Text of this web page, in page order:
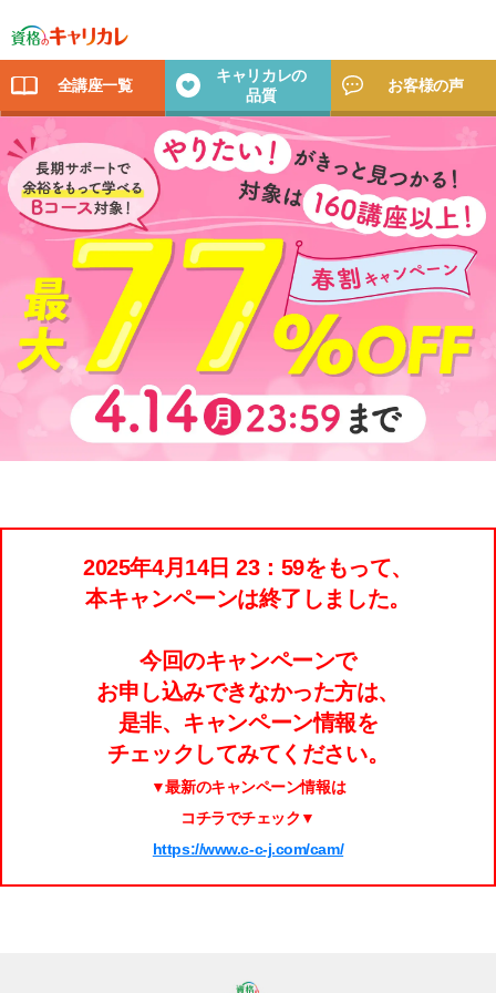
全講座一覧
キャリカレの
品質
お客様の声
2025年4月14日 23：59をもって、
本キャンペーンは終了しました。
今回のキャンペーンで
お申し込みできなかった方は、
是非、キャンペーン情報を
チェックしてみてください。
▼最新のキャンペーン情報は
コチラでチェック▼
https://www.c-c-j.com/cam/